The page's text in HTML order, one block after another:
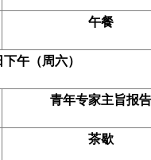
午餐
午（周六）
青年专家主旨报告
茶歇